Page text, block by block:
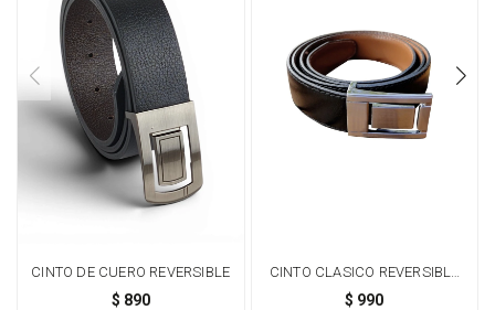
CINTO DE CUERO REVERSIBLE
$ 890
CINTO CLASICO REVERSIBLE
30MM
$ 990